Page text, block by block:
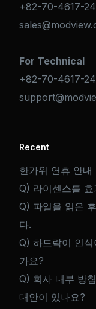
+82-70-4617-
For Technical
+82-70-4617-
Recent
한가위 연휴 안내
Q) 라이센스를
Q) 파일을 읽은
다.
Q) 하드락이 인
가요?
Q) 회사 내부 방
대안이 있나요?